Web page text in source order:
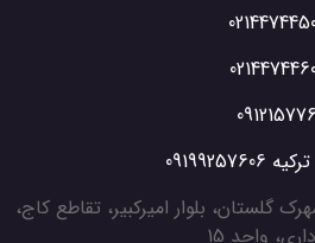
09199257606
گلستان، بلوار امیرکبیر، تقاطع کاج،
واحد 15